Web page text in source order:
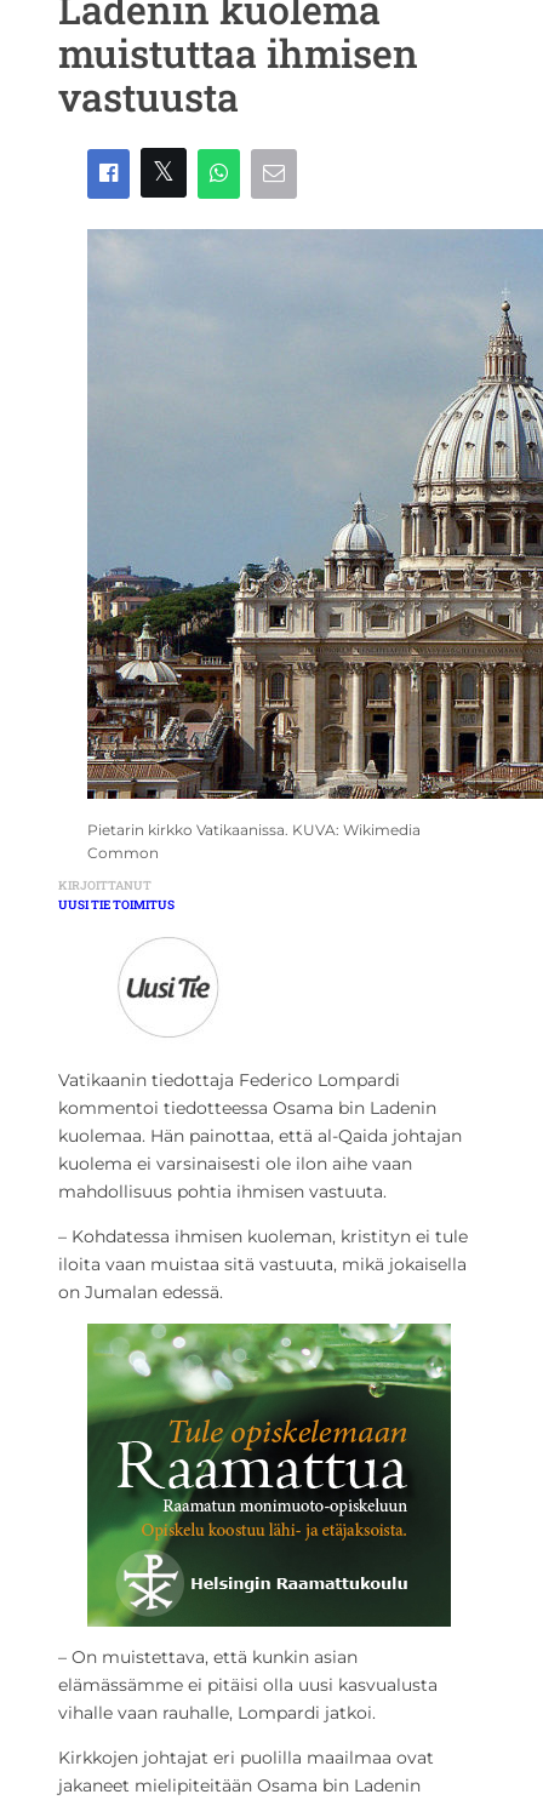
muistuttaa ihmisen
vastuusta
Pietarin kirkko Vatikaanissa. KUVA: Wikimedia
Common
KIRJOITTANUT
UUSI TIE TOIMITUS
Vatikaanin tiedottaja Federico Lompardi
kommentoi tiedotteessa Osama bin Ladenin
kuolemaa. Hän painottaa, että al-Qaida johtajan
kuolema ei varsinaisesti ole ilon aihe vaan
mahdollisuus pohtia ihmisen vastuuta.
– Kohdatessa ihmisen kuoleman, kristityn ei tule
iloita vaan muistaa sitä vastuuta, mikä jokaisella
on Jumalan edessä.
– On muistettava, että kunkin asian
elämässämme ei pitäisi olla uusi kasvualusta
vihalle vaan rauhalle, Lompardi jatkoi.
Kirkkojen johtajat eri puolilla maailmaa ovat
jakaneet mielipiteitään Osama bin Ladenin